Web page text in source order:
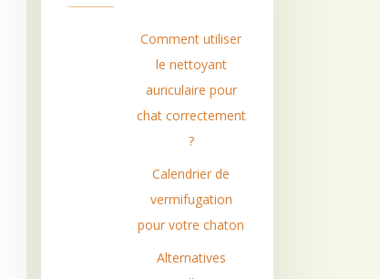
Comment utiliser
le nettoyant
auriculaire pour
chat correctement
?
Calendrier de
vermifugation
pour votre chaton
Alternatives